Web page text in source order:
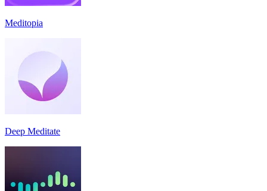
Meditopia
Deep Meditate